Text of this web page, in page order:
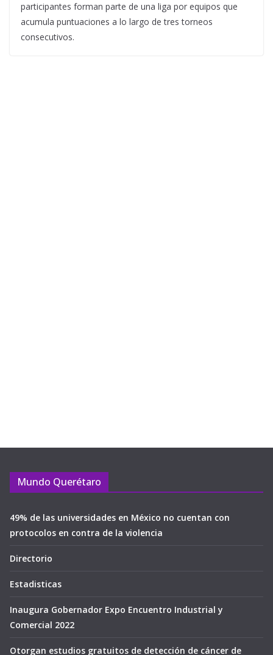
participantes forman parte de una liga por equipos que
acumula puntuaciones a lo largo de tres torneos
consecutivos.
Mundo Querétaro
49% de las universidades en México no cuentan con
protocolos en contra de la violencia
Directorio
Estadisticas
Inaugura Gobernador Expo Encuentro Industrial y
Comercial 2022
Otorgan estudios gratuitos de detección de cáncer de